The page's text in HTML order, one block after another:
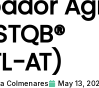
AT)
Colmenares
May 13,